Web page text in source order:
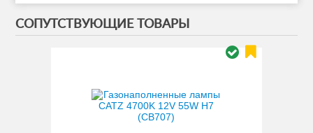
СОПУТСТВУЮЩИЕ ТОВАРЫ